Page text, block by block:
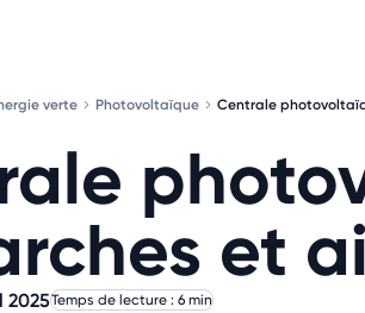
verte Photovoltaïque Centrale
et
2025Temps de lecture : 6 min